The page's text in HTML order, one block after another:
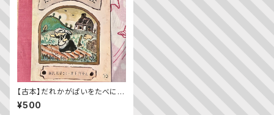
【古本】だれかがぱいをたべにき
た（普及版こどものとも 1984
年10月号）
¥500